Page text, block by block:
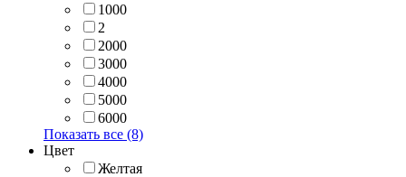
1000
2
2000
3000
4000
5000
6000
Показать все (8)
Цвет
Желтая